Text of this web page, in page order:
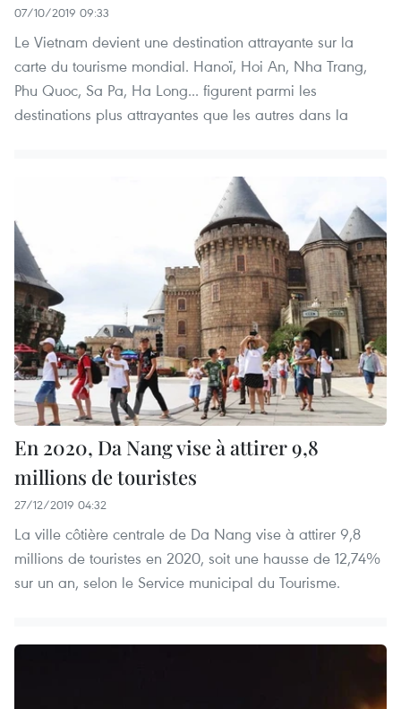
07/10/2019 09:33
Le Vietnam devient une destination attrayante sur la
carte du tourisme mondial. Hanoï, Hoi An, Nha Trang,
Phu Quoc, Sa Pa, Ha Long... figurent parmi les
destinations plus attrayantes que les autres dans la
En 2020, Da Nang vise à attirer 9,8
millions de touristes
27/12/2019 04:32
La ville côtière centrale de Da Nang vise à attirer 9,8
millions de touristes en 2020, soit une hausse de 12,74%
sur un an, selon le Service municipal du Tourisme.